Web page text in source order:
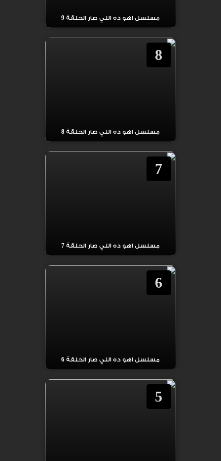
مسلسل اهو ده اللي صار الحلقة 9
8
مسلسل اهو ده اللي صار الحلقة 8
7
مسلسل اهو ده اللي صار الحلقة 7
6
مسلسل اهو ده اللي صار الحلقة 6
5